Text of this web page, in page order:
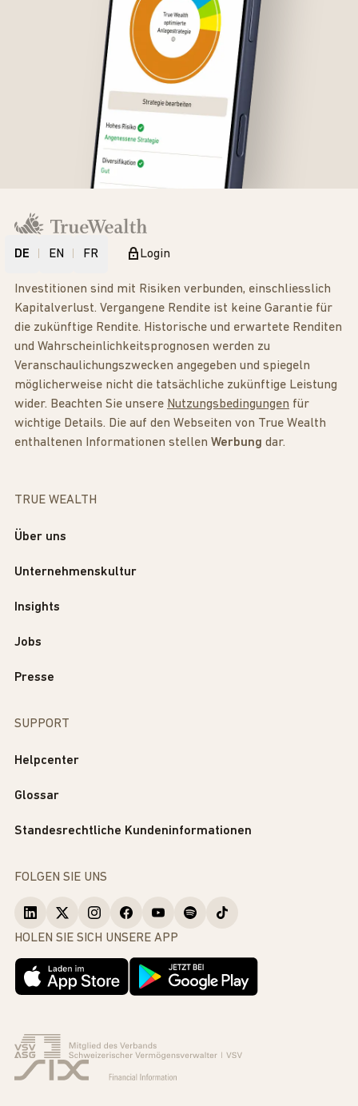
DE EN FR Login
Investitionen sind mit Risiken verbunden, einschliesslich
Kapitalverlust. Vergangene Rendite ist keine Garantie für
die zukünftige Rendite. Historische und erwartete Renditen
und Wahrscheinlichkeitsprognosen werden zu
Veranschaulichungszwecken angegeben und spiegeln
möglicherweise nicht die tatsächliche zukünftige Leistung
wider. Beachten Sie unsere Nutzungsbedingungen für
wichtige Details. Die auf den Webseiten von True Wealth
enthaltenen Informationen stellen Werbung dar.
TRUE WEALTH
Über uns
Unternehmenskultur
Insights
Jobs
Presse
SUPPORT
Helpcenter
Glossar
Standesrechtliche Kundeninformationen
FOLGEN SIE UNS
HOLEN SIE SICH UNSERE APP